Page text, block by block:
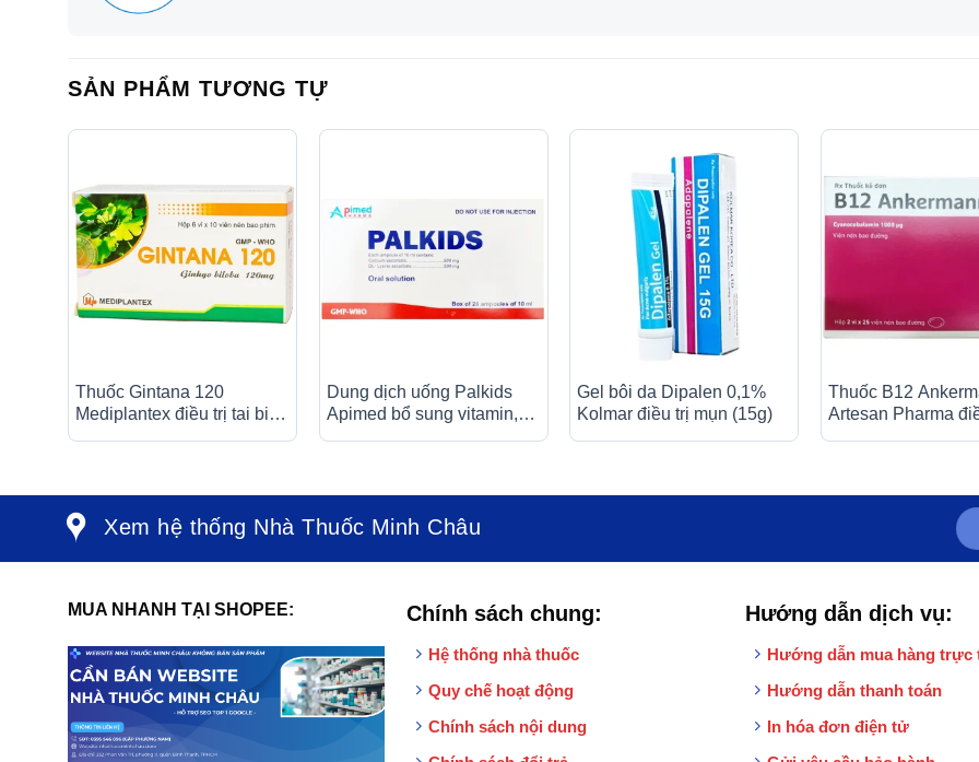
SẢN PHẨM TƯƠNG TỰ
Thuốc Gintana 120
Mediplantex điều trị tai biến
Dung dịch uống Palkids
Apimed bổ sung vitamin,
Gel bôi da Dipalen 0,1%
Kolmar điều trị mụn (15g)
Thuốc B12
Artesan Pharma
Xem hệ thống Nhà Thuốc Minh Châu
MUA NHANH TẠI SHOPEE: Chính sách chung:
Hệ thống nhà thuốc
Quy chế hoạt động
Chính sách nội dung
Hướng dẫn dịch vụ:
Hướng dẫn mua hàng trực
Hướng dẫn thanh toán
In hóa đơn điện tử